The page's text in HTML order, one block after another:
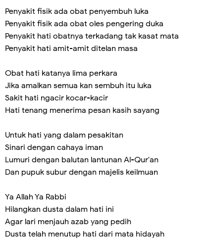
Penyakit fisik ada obat penyembuh luka
Penyakit fisik ada obat oles pengering duka
Penyakit hati obatnya terkadang tak kasat mata
Penyakit hati amit-amit ditelan masa
Obat hati katanya lima perkara
Jika amalkan semua kan sembuh itu luka
Sakit hati ngacir kocar-kacir
Hati tenang menerima pesan kasih sayang
Untuk hati yang dalam pesakitan
Sinari dengan cahaya iman
Lumuri dengan balutan lantunan Al-Qur'an
Dan pupuk subur dengan majelis keilmuan
Ya Allah Ya Rabbi
Hilangkan dusta dalam hati ini
Agar lari menjauh azab yang pedih
Dusta telah menutup hati dari mata hidayah